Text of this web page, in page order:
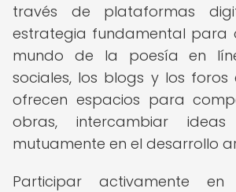
través de plataformas
estrategia fundamental para
mundo de la poesía en
sociales, los blogs y los foros
ofrecen espacios para
obras, intercambiar
mutuamente en el desarrollo
Participar activamente en